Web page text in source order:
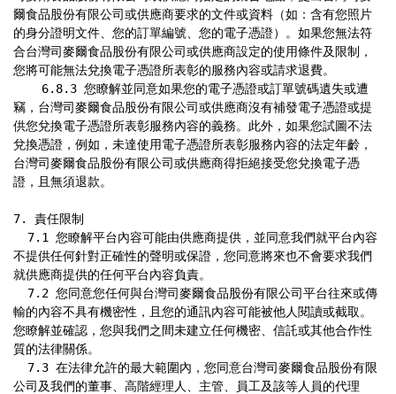
爾食品股份有限公司或供應商要求的文件或資料（如：含有您照片
的身分證明文件、您的訂單編號、您的電子憑證）。如果您無法符
合台灣司麥爾食品股份有限公司或供應商設定的使用條件及限制，
您將可能無法兌換電子憑證所表彰的服務內容或請求退費。
竊，台灣司麥爾食品股份有限公司或供應商沒有補發電子憑證或提
供您兌換電子憑證所表彰服務內容的義務。此外，如果您試圖不法
兌換憑證，例如，未達使用電子憑證所表彰服務內容的法定年齡，
台灣司麥爾食品股份有限公司或供應商得拒絕接受您兌換電子憑
證，且無須退款。
7. 責任限制
不提供任何針對正確性的聲明或保證，您同意將來也不會要求我們
就供應商提供的任何平台內容負責。
輸的內容不具有機密性，且您的通訊內容可能被他人閱讀或截取。
您瞭解並確認，您與我們之間未建立任何機密、信託或其他合作性
質的法律關係。
公司及我們的董事、高階經理人、主管、員工及該等人員的代理